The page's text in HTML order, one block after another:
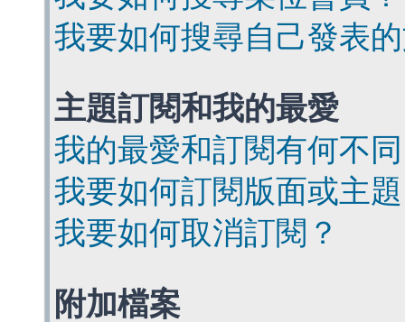
我要如何搜尋自己發表
主題訂閱和我的最愛
我的最愛和訂閱有何不
我要如何訂閱版面或主
我要如何取消訂閱？
附加檔案